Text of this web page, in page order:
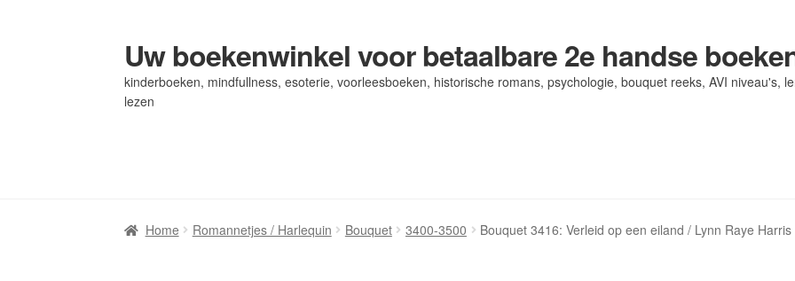
Ga
door
naar
Ga
naar
de
Uw boekenwinkel voor betaalbare 2e handse
kinderboeken, mindfullness, esoterie, voorleesboeken, historische romans, psychologie, bouquet reeks, AVI niveau's,
lezen
Home Romannetjes / Harlequin Bouquet 3400-3500 Bouquet 3416: Verleid op een eiland / Lynn Raye Harris